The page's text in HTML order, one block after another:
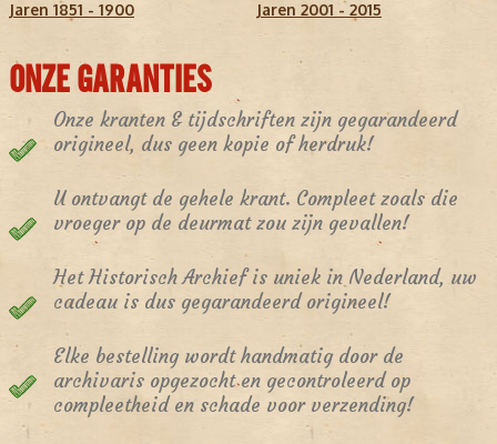
Jaren 1851 - 1900
Jaren 2001 - 2015
ONZE GARANTIES
Onze kranten & tijdschriften zijn gegarandeerd
origineel, dus geen kopie of herdruk!
U ontvangt de gehele krant. Compleet zoals die
vroeger op de deurmat zou zijn gevallen!
Het Historisch Archief is uniek in Nederland, uw
cadeau is dus gegarandeerd origineel!
Elke bestelling wordt handmatig door de
archivaris opgezocht en gecontroleerd op
compleetheid en schade voor verzending!